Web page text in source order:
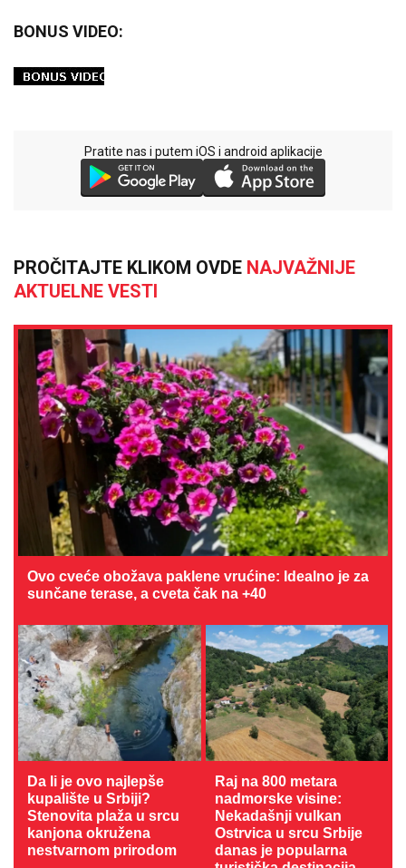
BONUS VIDEO:
Pratite nas i putem iOS i android aplikacije
PROČITAJTE KLIKOM OVDE NAJVAŽNIJE
AKTUELNE VESTI
Ovo cveće obožava paklene vrućine: Idealno je za
sunčane terase, a cveta čak na +40
Da li je ovo najlepše
kupalište u Srbiji?
Stenovita plaža u srcu
kanjona okružena
nestvarnom prirodom
Raj na 800 metara
nadmorske visine:
Nekadašnji vulkan
Ostrvica u srcu Srbije
danas je popularna